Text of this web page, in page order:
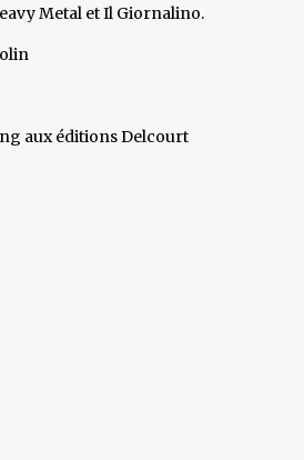
Metal et Il Giornalino.
aux éditions Delcourt